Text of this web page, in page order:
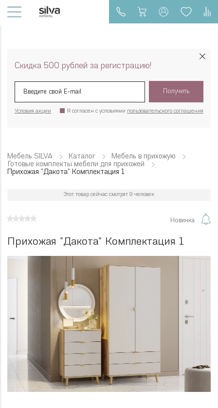
Скидка 500 рублей за регистрацию!
Получить
Я согласен с условиями пользовательского соглашения
Условия акции
Мебель SILVA Каталог
Мебель в прихожую
Готовые комплекты мебели для прихожей
Прихожая "Дакота" Комплектация 1
Новинка
Этот товар сейчас смотрят 9 человек
Прихожая "Дакота" Комплектация 1